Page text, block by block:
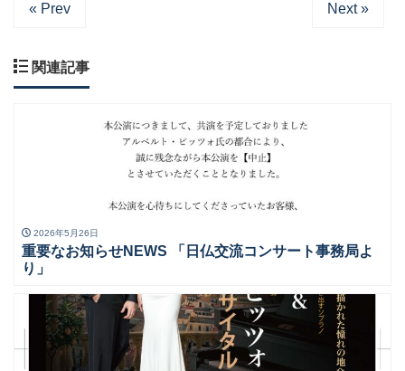
« Prev Next »
関連記事
2026年5月26日
重要なお知らせNEWS 「日仏交流コンサート事務局よ
り」